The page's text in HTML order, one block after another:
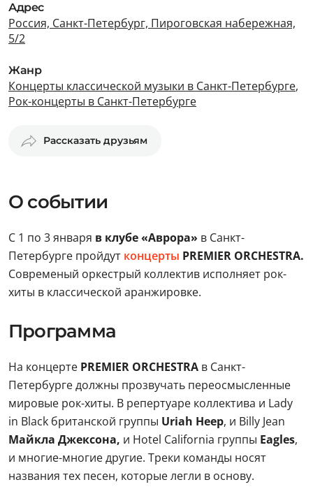
Адрес
Россия, Санкт-Петербург, Пироговская набережная,
5/2
Жанр
Концерты классической музыки в Санкт-Петербурге,
Рок-концерты в Санкт-Петербурге
Рассказать друзьям
О событии
С 1 по 3 января в клубе «Аврора» в Санкт-
Петербурге пройдут концерты PREMIER ORCHESTRA.
Современый оркестрый коллектив исполняет рок-
хиты в классической аранжировке.
Программа
На концерте PREMIER ORCHESTRA в Санкт-
Петербурге должны прозвучать переосмысленные
мировые рок-хиты. В репертуаре коллектива и Lady
in Black британской группы Uriah Heep, и Billy Jean
Майкла Джексона, и Hotel California группы Eagles,
и многие-многие другие. Треки команды носят
названия тех песен, которые легли в основу.